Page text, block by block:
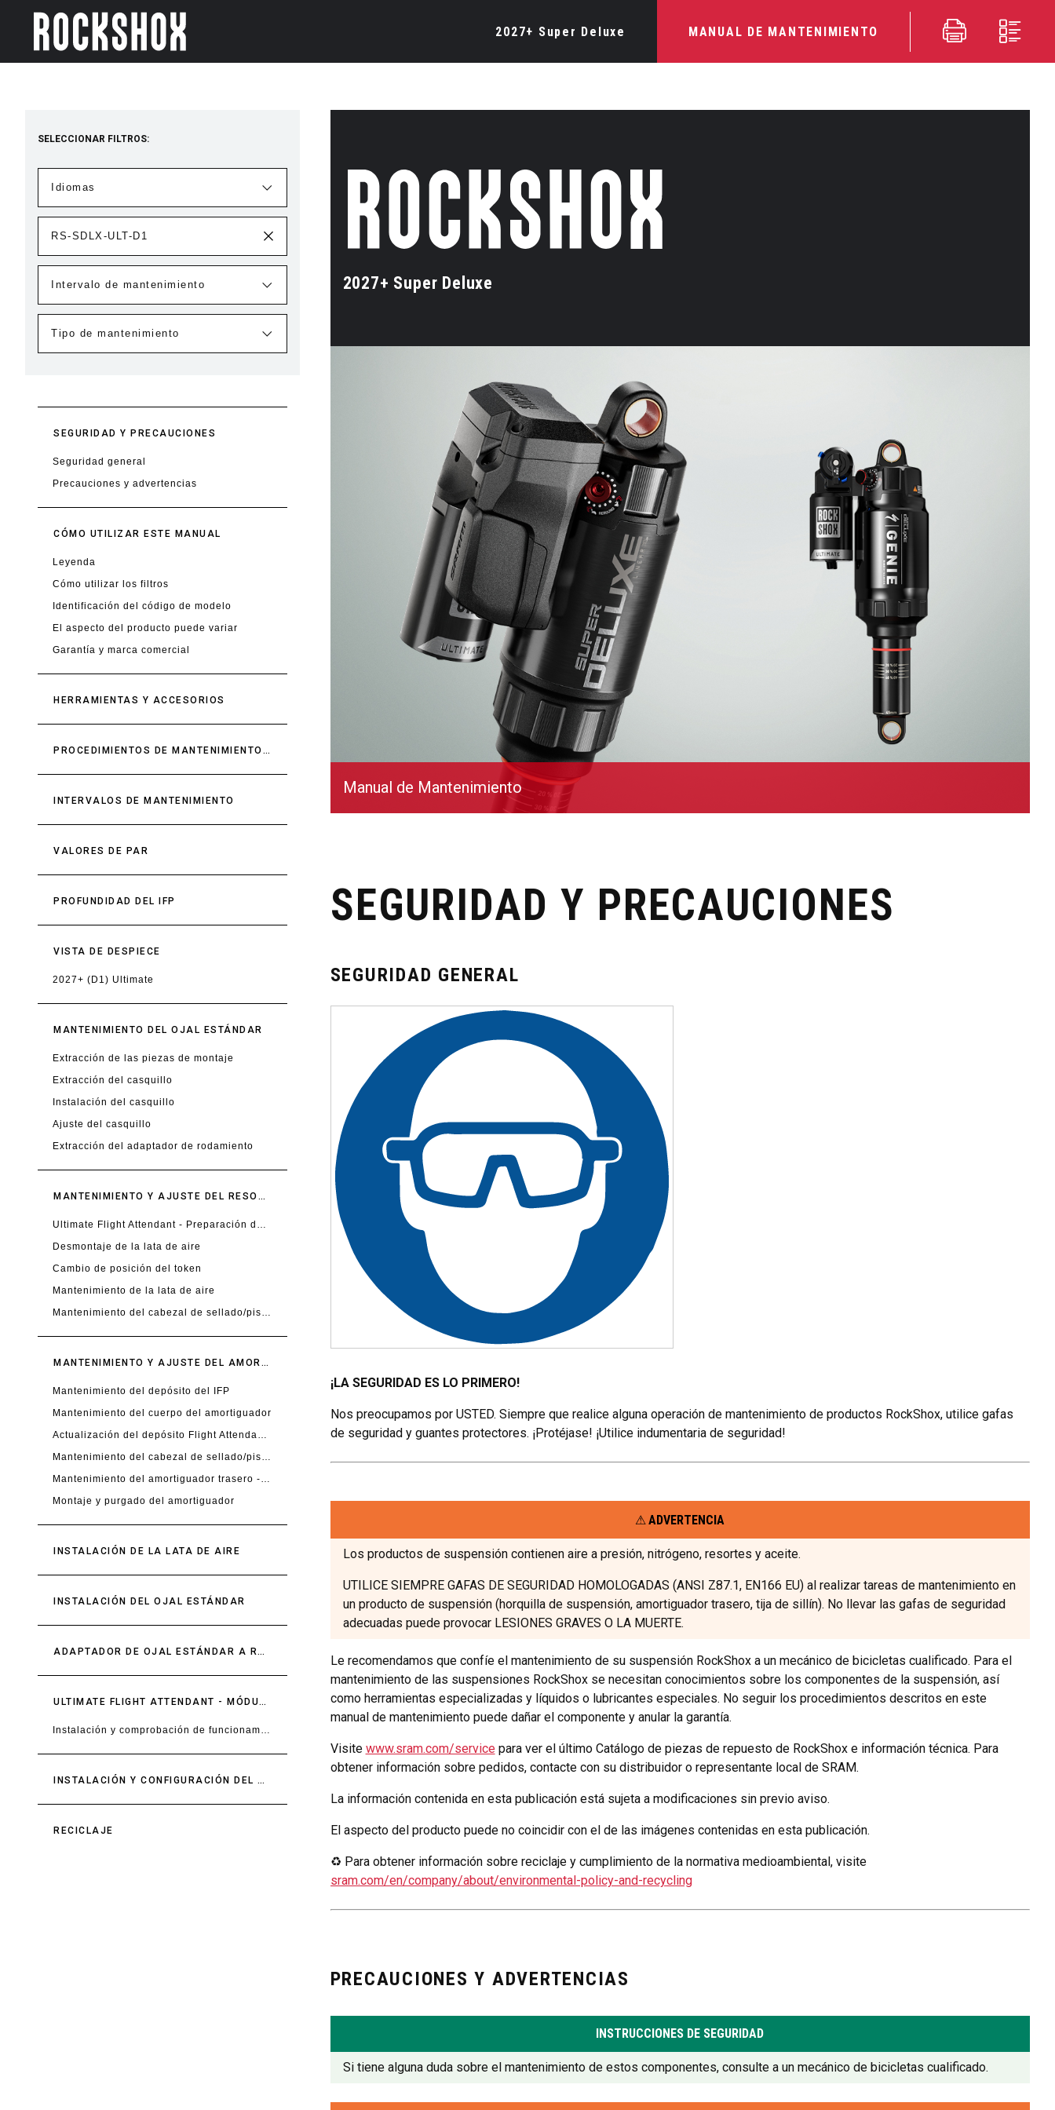
2027+ Super Deluxe MANUAL DE MANTENIMIENTO
SELECCIONAR FILTROS:
SEGURIDAD Y PRECAUCIONES
Seguridad general
Precauciones y advertencias
CÓMO UTILIZAR ESTE MANUAL
Leyenda
Cómo utilizar los filtros
Identificación del código de modelo
El aspecto del producto puede variar
Garantía y marca comercial
HERRAMIENTAS Y ACCESORIOS
PROCEDIMIENTOS DE MANTENIMIENTO Y PREPARACIÓN DE LAS PIEZAS
INTERVALOS DE MANTENIMIENTO
VALORES DE PAR
PROFUNDIDAD DEL IFP
VISTA DE DESPIECE
2027+ (D1) Ultimate
MANTENIMIENTO DEL OJAL ESTÁNDAR
Extracción de las piezas de montaje
Extracción del casquillo
Instalación del casquillo
Ajuste del casquillo
Extracción del adaptador de rodamiento
MANTENIMIENTO Y AJUSTE DEL RESORTE NEUMÁTICO
Ultimate Flight Attendant - Preparación del mantenimiento
Desmontaje de la lata de aire
Cambio de posición del token
Mantenimiento de la lata de aire
Mantenimiento del cabezal de sellado/pistón neumático - 100 horas
MANTENIMIENTO Y AJUSTE DEL AMORTIGUADOR
Mantenimiento del depósito del IFP
Mantenimiento del cuerpo del amortiguador
Actualización del depósito Flight Attendant (optativo)
Mantenimiento del cabezal de sellado/pistón neumático - 200 horas
Mantenimiento del amortiguador trasero - Montaje
Montaje y purgado del amortiguador
INSTALACIÓN DE LA LATA DE AIRE
INSTALACIÓN DEL OJAL ESTÁNDAR
ADAPTADOR DE OJAL ESTÁNDAR A RODAMIENTO (23 MM)
ULTIMATE FLIGHT ATTENDANT - MÓDULO DEL AMORTIGUADOR TRASERO
Instalación y comprobación de funcionamiento
INSTALACIÓN Y CONFIGURACIÓN DEL AMORTIGUADOR
RECICLAJE
2027+ Super Deluxe
Manual de Mantenimiento
SEGURIDAD Y PRECAUCIONES
SEGURIDAD GENERAL
¡LA SEGURIDAD ES LO PRIMERO!
Nos preocupamos por USTED. Siempre que realice alguna operación de mantenimiento de productos RockShox, utilice gafas
de seguridad y guantes protectores. ¡Protéjase! ¡Utilice indumentaria de seguridad!
ADVERTENCIA
Los productos de suspensión contienen aire a presión, nitrógeno, resortes y aceite.
UTILICE SIEMPRE GAFAS DE SEGURIDAD HOMOLOGADAS (ANSI Z87.1, EN166 EU) al realizar tareas de mantenimiento en
un producto de suspensión (horquilla de suspensión, amortiguador trasero, tija de sillín). No llevar las gafas de seguridad
adecuadas puede provocar LESIONES GRAVES O LA MUERTE.
Le recomendamos que confíe el mantenimiento de su suspensión RockShox a un mecánico de bicicletas cualificado. Para el
mantenimiento de las suspensiones RockShox se necesitan conocimientos sobre los componentes de la suspensión, así
como herramientas especializadas y líquidos o lubricantes especiales. No seguir los procedimientos descritos en este
manual de mantenimiento puede dañar el componente y anular la garantía.
Visite www.sram.com/servicepara ver el último Catálogo de piezas de repuesto de RockShox e información técnica. Para
obtener información sobre pedidos, contacte con su distribuidor o representante local de SRAM.
La información contenida en esta publicación está sujeta a modificaciones sin previo aviso.
El aspecto del producto puede no coincidir con el de las imágenes contenidas en esta publicación.
♻ Para obtener información sobre reciclaje y cumplimiento de la normativa medioambiental, visite
sram.com/en/company/about/environmental-policy-and-recycling
PRECAUCIONES Y ADVERTENCIAS
INSTRUCCIONES DE SEGURIDAD
Si tiene alguna duda sobre el mantenimiento de estos componentes, consulte a un mecánico de bicicletas cualificado.